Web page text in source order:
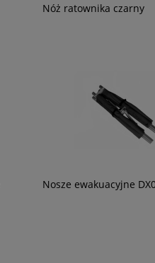
Nóż ratownika czarny
Nosze ewakuacyjne